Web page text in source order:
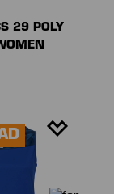
29 POLY